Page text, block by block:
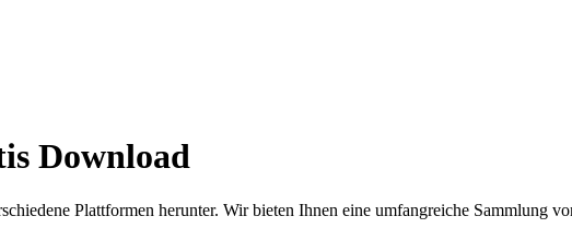
Download
Plattformen herunter. Wir bieten Ihnen eine umfangreiche Sammlung